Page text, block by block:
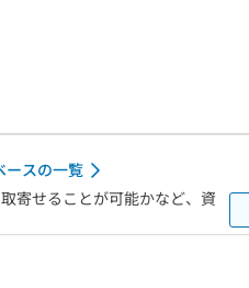
ースの一覧
寄せることが可能かなど、資